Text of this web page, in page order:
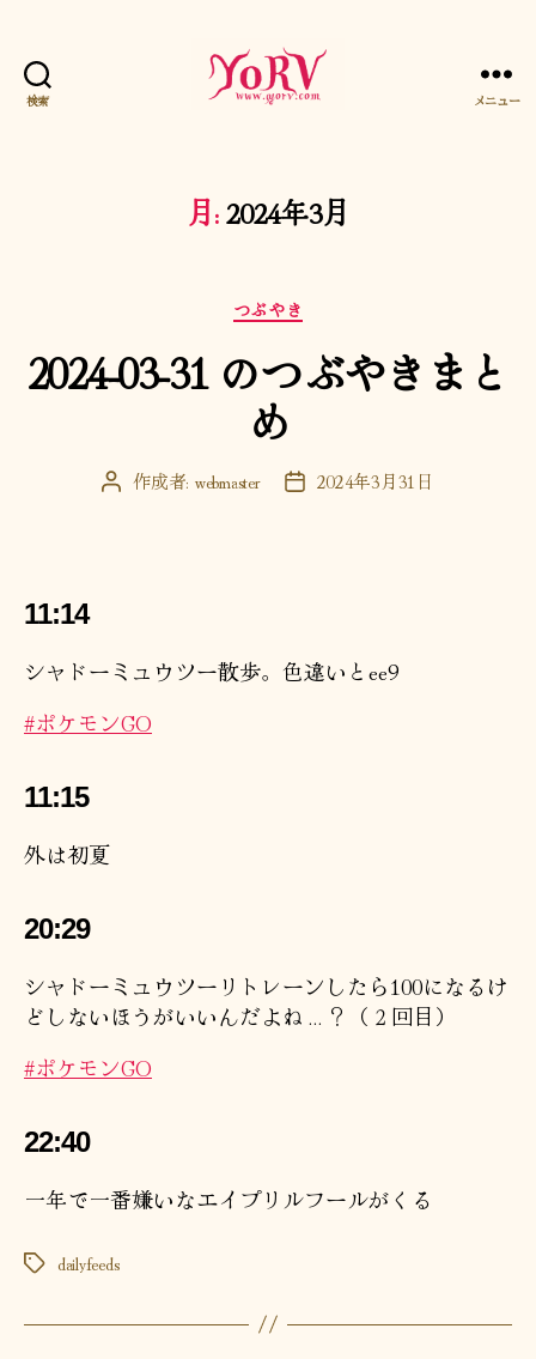
検索 メニュー
月:2024年3月
カ
テ
ゴ
リ
ー
つぶやき
2024-03-31 のつぶやきまと
め
投 作成者: webmaster
投 2024年3月31日
11:14
シャドーミュウツー散歩。色違いとee9
#ポケモンGO
11:15
外は初夏
20:29
シャドーミュウツーリトレーンしたら100になるけ
どしないほうがいいんだよね…？（２回目）
#ポケモンGO
22:40
一年で一番嫌いなエイプリルフールがくる
タ
dailyfeeds